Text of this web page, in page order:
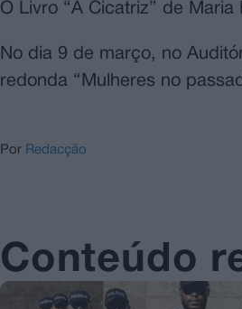
O Livro “A Cicatriz” de
No dia 9 de março, no
redonda “Mulheres no
Por Redacção
Conteúdo